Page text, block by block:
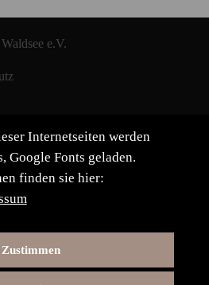
e.V.
Internetseiten werden
Google Fonts geladen.
finden sie hier:
Zustimmen